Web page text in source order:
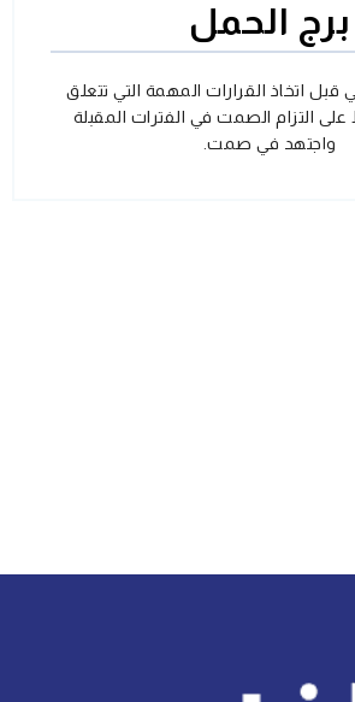
برج الحمل
قبل اتخاذ القرارات المهمة التي تتعلق
التزام الصمت في الفترات المقبلة
واجتهد في صمت.